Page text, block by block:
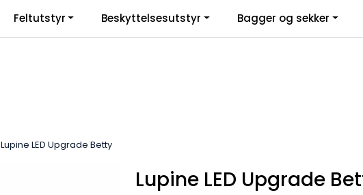
Feltutstyr Beskyttelsesutstyr Bagger og sekker
Lupine LED Upgrade Betty
Lupine LED Upgrade